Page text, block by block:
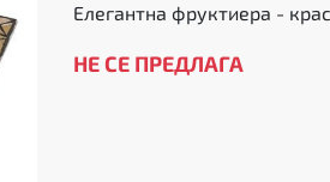
Елегантна фруктиера -
НЕ СЕ ПРЕДЛАГА